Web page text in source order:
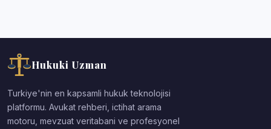
Hukuki Uzman
Turkiye'nin en kapsamli hukuk teknolojisi
platformu. Avukat rehberi, ictihat arama
motoru, mevzuat veritabani ve profesyonel